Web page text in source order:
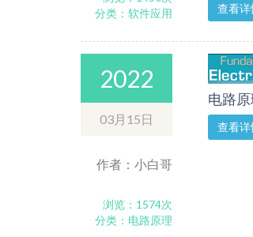
分类：软件应用
查看详
2022
03月15日
作者：小白哥
浏览：1574次
分类：电路原理
电路
查看详